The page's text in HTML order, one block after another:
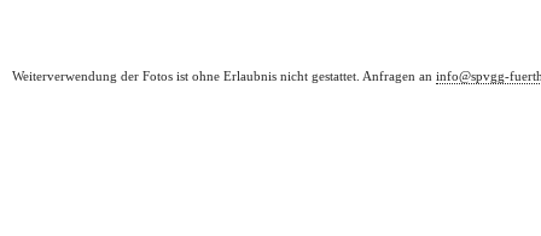
Weiterverwendung der Fotos ist ohne Erlaubnis nicht gestattet. Anfragen an info@spvgg-